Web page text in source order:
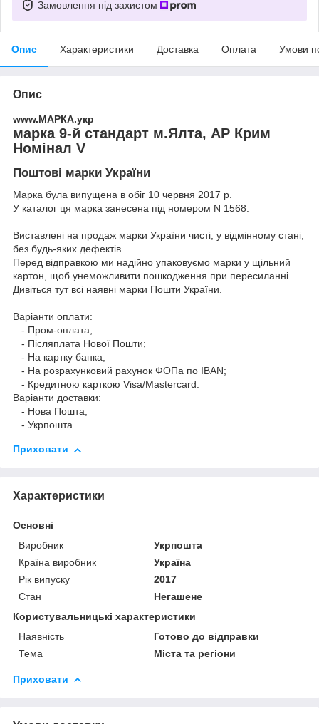
Замовлення під захистом
Опис Характеристики Доставка Оплата Умови
Опис
www.МАРКА.укр
марка 9-й стандарт м.Ялта, АР Крим
Номінал V
Поштові марки України
Марка була випущена в обіг 10 червня 2017 р.
У каталог ця марка занесена під номером N 1568.
Виставлені на продаж марки України чисті, у відмінному стані,
без будь-яких дефектів.
Перед відправкою ми надійно упаковуємо марки у щільний
картон, щоб унеможливити пошкодження при пересиланні.
Дивіться тут всі наявні марки Пошти України.
Варіанти оплати:
- Пром-оплата,
- Післяплата Нової Пошти;
- На картку банка;
- На розрахунковий рахунок ФОПа по IBAN;
- Кредитною карткою Visa/Mastercard.
Варіанти доставки:
- Нова Пошта;
- Укрпошта.
Приховати
Характеристики
Основні
Виробник
Укрпошта
Країна виробник
Україна
Рік випуску
2017
Стан
Негашене
Користувальницькі характеристики
Наявність
Готово до відправки
Тема
Міста та регіони
Приховати